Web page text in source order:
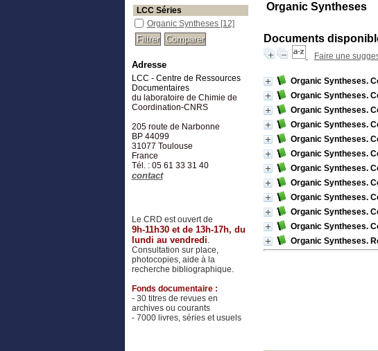
Organic Syntheses
Documents
Faire une
Organic Syntheses.
Organic Syntheses.
Organic Syntheses.
Organic Syntheses.
Organic Syntheses.
Organic Syntheses.
Organic Syntheses.
Organic Syntheses.
Organic Syntheses.
Organic Syntheses.
Organic Syntheses.
Organic Syntheses.
LCC Séries
Organic Syntheses [12]
Adresse
LCC - Centre de Ressources
Documentaires
du laboratoire de Chimie de
Coordination-CNRS
205 route de Narbonne
BP 44099
31077 Toulouse
France
Tél. : 05 61 33 31 40
contact
Le CRD est ouvert de
9h-11h30 et de 13h-17h, du
lundi au vendredi.
Consultation sur place,
photocopies, aide à la
recherche bibliographique.
Fonds documentaire :
- 30 titres de revues en
archives ou courants
- 7000 livres, séries et usuels